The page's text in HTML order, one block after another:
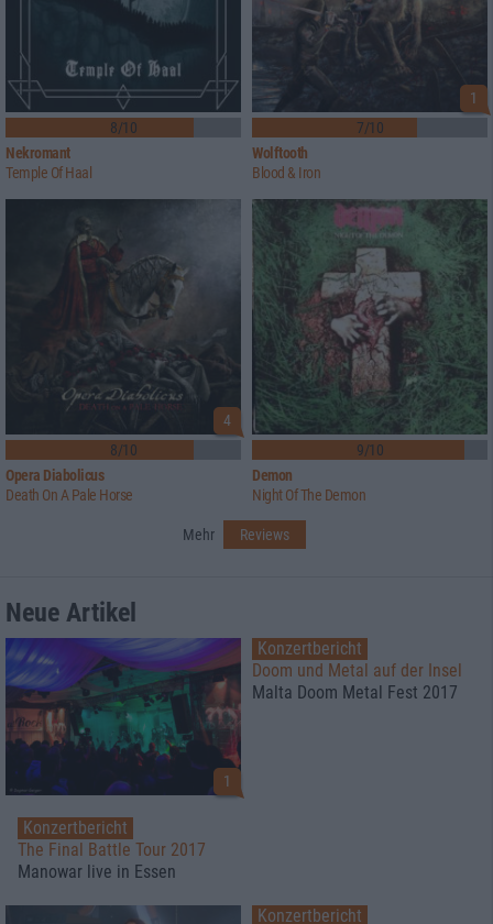
8/10
Nekromant
Temple Of Haal
1
7/10
Wolftooth
Blood & Iron
4
8/10
Opera Diabolicus
Death On A Pale Horse
9/10
Demon
Night Of The Demon
Mehr Reviews
Neue Artikel
1
Konzertbericht
Doom und Metal auf der Insel
Malta Doom Metal Fest 2017
Konzertbericht
The Final Battle Tour 2017
Manowar live in Essen
Konzertbericht